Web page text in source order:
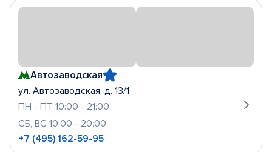
Автозаводская
ул. Автозаводская, д. 13/1
ПН - ПТ 10:00 - 21:00
СБ, ВС 10:00 - 20:00
+7 (495) 162-59-95